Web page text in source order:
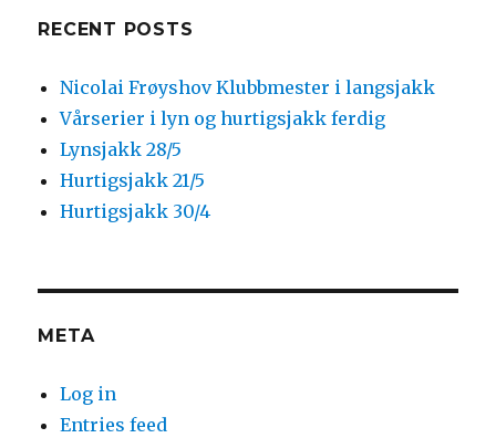
RECENT POSTS
Nicolai Frøyshov Klubbmester i langsjakk
Vårserier i lyn og hurtigsjakk ferdig
Lynsjakk 28/5
Hurtigsjakk 21/5
Hurtigsjakk 30/4
META
Log in
Entries feed